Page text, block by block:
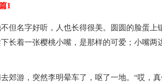
1
但名字好听，人也长得很美。圆圆的脸蛋上
长着一张樱桃小嘴，是那样的可爱；小嘴两
郊游，突然李明晕车了，呕了一地。“哎，